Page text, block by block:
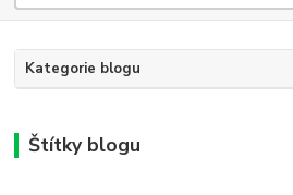
Kategorie blogu
Štítky blogu